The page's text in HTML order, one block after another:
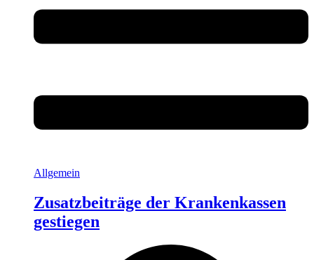
Allgemein
Zusatzbeiträge der Krankenkassen
gestiegen